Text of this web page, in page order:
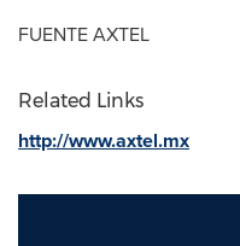
FUENTE AXTEL
Related Links
http://www.axtel.mx